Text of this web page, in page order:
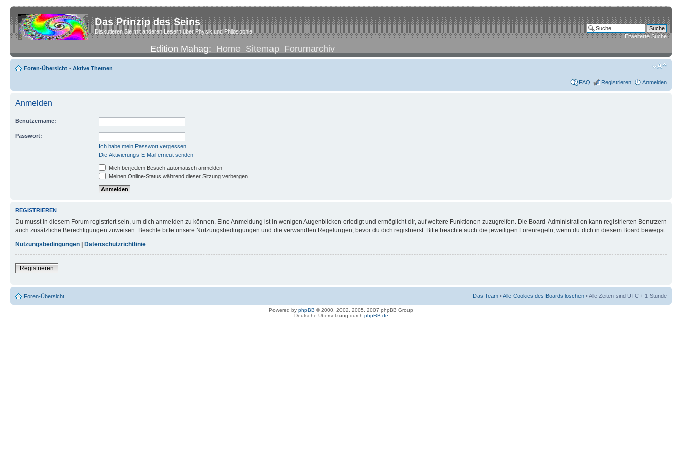
Das Prinzip des Seins
Diskutieren Sie mit anderen Lesern über Physik und Philosophie
Edition Mahag:Home Sitemap Forumarchiv
Erweiterte Suche
Foren-Übersicht • Aktive Themen
FAQ Registrieren Anmelden
Anmelden
Benutzername:
Passwort:
Ich habe mein Passwort vergessen
Die Aktivierungs-E-Mail erneut senden
Mich bei jedem Besuch automatisch anmelden
Meinen Online-Status während dieser Sitzung verbergen
REGISTRIEREN
Du musst in diesem Forum registriert sein, um dich anmelden zu können. Eine Anmeldung ist in wenigen Augenblicken erledigt und ermöglicht dir, auf weitere Funktionen zuzugreifen. Die Board-Administration kann registrierten Benutzern
auch zusätzliche Berechtigungen zuweisen. Beachte bitte unsere Nutzungsbedingungen und die verwandten Regelungen, bevor du dich registrierst. Bitte beachte auch die jeweiligen Forenregeln, wenn du dich in diesem Board bewegst.
Nutzungsbedingungen
Datenschutzrichtlinie
Registrieren
Foren-Übersicht Das Team •Alle Cookies des Boards löschen • Alle Zeiten sind UTC + 1 Stunde
Powered by phpBB © 2000, 2002, 2005, 2007 phpBB Group
Deutsche Übersetzung durch phpBB.de